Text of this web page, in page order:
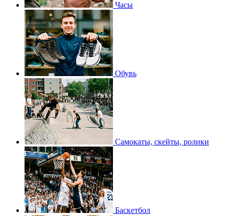
Часы
Обувь
Самокаты, скейты, ролики
Баскетбол